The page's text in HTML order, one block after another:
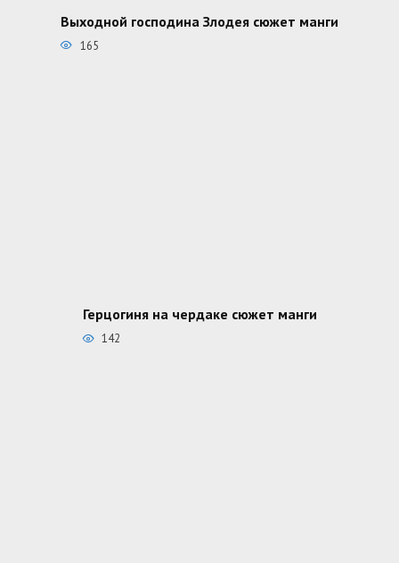
Выходной господина Злодея сюжет манги
165
Герцогиня на чердаке сюжет манги
142